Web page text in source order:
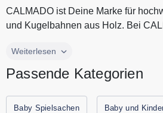
CALMADO ist Deine Marke für
und Kugelbahnen aus Holz. Bei
CALMADO ist Deine Marke für
nachhaltige Spielsachen zum
Spare jetzt durch Gutscheine.codes
Weiterlesen
Passende Kategorien
Baby Spielsachen Baby und